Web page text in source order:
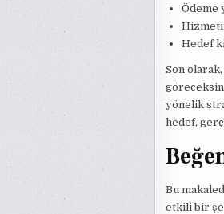
Ödeme
Hedef
Son
yönelik
hedef,
Bu
etkili bir